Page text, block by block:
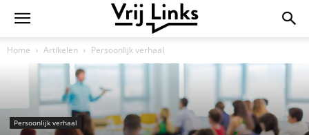
Home Artikelen Persoonlijk verhaal
Persoonlijk verhaal